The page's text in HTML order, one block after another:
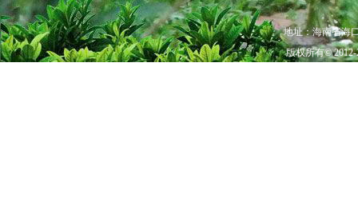
地址：海南省海
版权所有©